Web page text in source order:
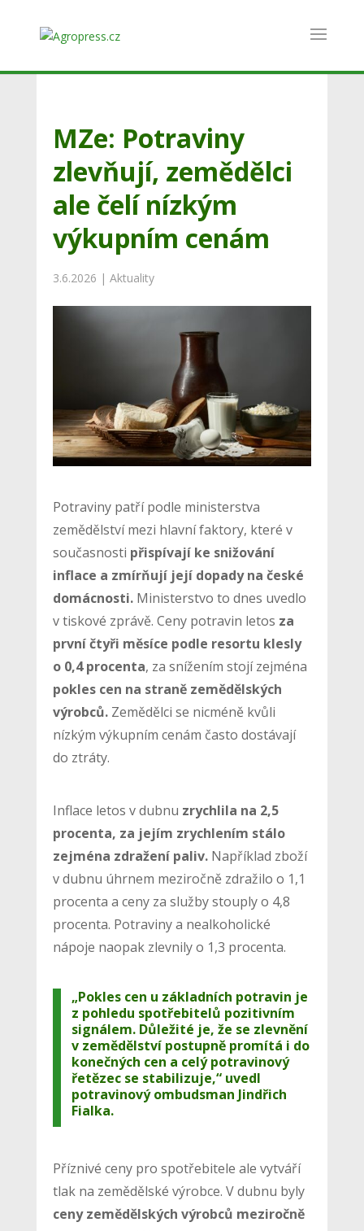
MZe: Potraviny
zlevňují, zemědělci
ale čelí nízkým
výkupním cenám
3.6.2026 | Aktuality
Potraviny patří podle ministerstva
zemědělství mezi hlavní faktory, které v
současnosti přispívají ke snižování
inflace a zmírňují její dopady na české
domácnosti.Ministerstvo to dnes uvedlo
v tiskové zprávě. Ceny potravin letos za
první čtyři měsíce podle resortu klesly
o 0,4 procenta, za snížením stojí zejména
pokles cen na straně zemědělských
výrobců.Zemědělci se nicméně kvůli
nízkým výkupním cenám často dostávají
do ztráty.
Inflace letos v dubnu zrychlila na 2,5
procenta, za jejím zrychlením stálo
zejména zdražení paliv.Například zboží
v dubnu úhrnem meziročně zdražilo o 1,1
procenta a ceny za služby stouply o 4,8
procenta. Potraviny a nealkoholické
nápoje naopak zlevnily o 1,3 procenta.
„Pokles cen u základních potravin je
z pohledu spotřebitelů pozitivním
signálem. Důležité je, že se zlevnění
v zemědělství postupně promítá i do
konečných cen a celý potravinový
řetězec se stabilizuje,“ uvedl
potravinový ombudsman Jindřich
Fialka.
Příznivé ceny pro spotřebitele ale vytváří
tlak na zemědělské výrobce. V dubnu byly
ceny zemědělských výrobců meziročně